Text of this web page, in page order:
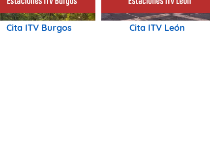
Cita ITV Burgos Cita ITV León